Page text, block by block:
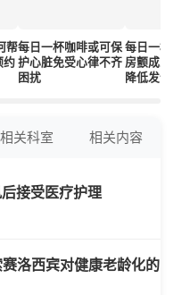
帮
约
每日一杯咖啡或可保
护心脏免受心律不齐
困扰
每日一杯
房颤成人
降低发作
相关科室 相关内容
接受医疗护理
洛西宾对健康老龄化的